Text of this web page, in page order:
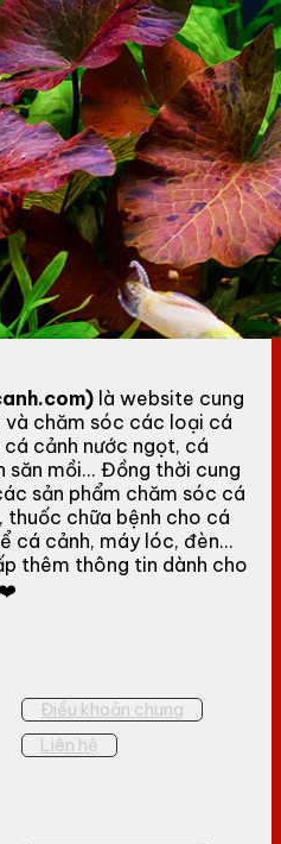
là website cung
chăm sóc các loại cá
cảnh nước ngọt, cá
săn mồi... Đồng thời cung
sản phẩm chăm sóc cá
thuốc chữa bệnh cho cá
cá cảnh, máy lóc, đèn...
thêm thông tin dành cho
Điều khoản chung
Liên hệ